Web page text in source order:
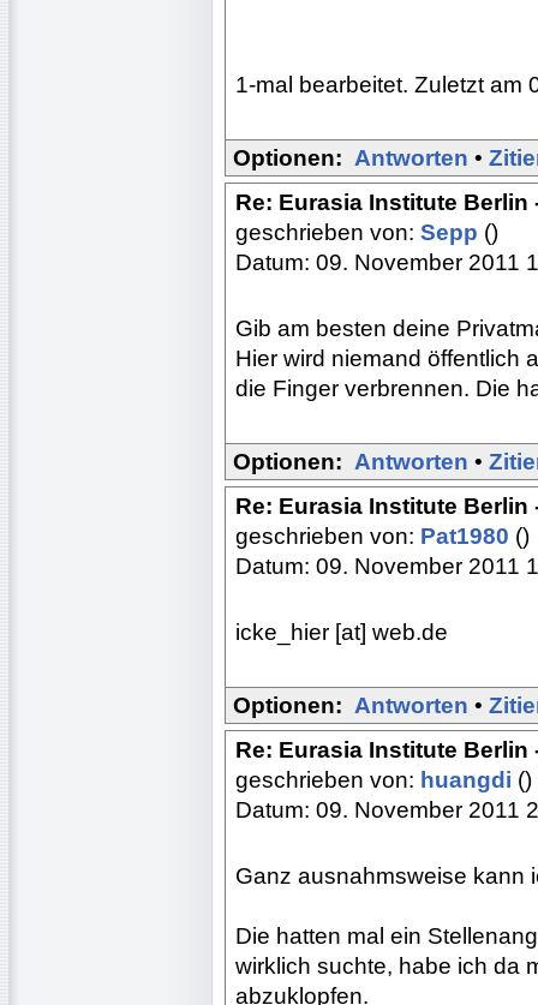
1-mal bearbeitet. Zuletzt am
Optionen: Antworten •
Re: Eurasia Institute Berlin
geschrieben von: Sepp ()
Datum: 09. November 2011
Gib am besten deine
Hier wird niemand öffentlich
die Finger verbrennen. Die
Optionen: Antworten •
Re: Eurasia Institute Berlin
geschrieben von: Pat1980 ()
Datum: 09. November 2011
icke_hier [at] web.de
Optionen: Antworten •
Re: Eurasia Institute Berlin
geschrieben von: huangdi ()
Datum: 09. November 2011
Ganz ausnahmsweise kann
Die hatten mal ein
wirklich suchte, habe ich da
abzuklopfen.